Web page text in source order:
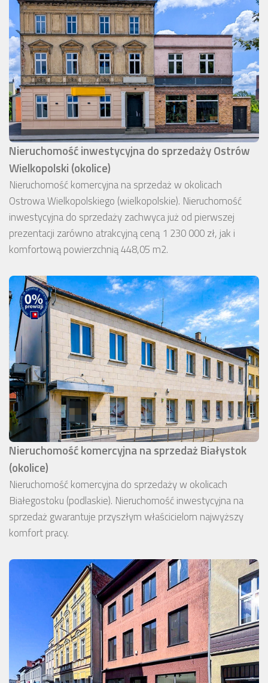
Nieruchomość inwestycyjna do sprzedaży Ostrów
Wielkopolski (okolice)
Nieruchomość komercyjna na sprzedaż w okolicach
Ostrowa Wielkopolskiego (wielkopolskie). Nieruchomość
inwestycyjna do sprzedaży zachwyca już od pierwszej
prezentacji zarówno atrakcyjną ceną 1 230 000 zł, jak i
komfortową powierzchnią 448,05 m2.
Nieruchomość komercyjna na sprzedaż Białystok
(okolice)
Nieruchomość komercyjna do sprzedaży w okolicach
Białegostoku (podlaskie). Nieruchomość inwestycyjna na
sprzedaż gwarantuje przyszłym właścicielom najwyższy
komfort pracy.